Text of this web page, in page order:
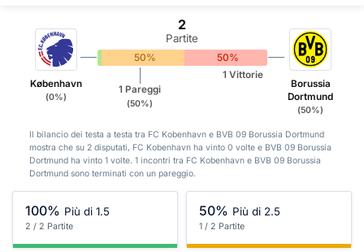
København
(0%)
2
Partite
50% 50%
1 Pareggi
(50%)
1 Vittorie
Borussia
Dortmund
(50%)
Il bilancio dei testa a testa tra FC Kobenhavn e BVB 09 Borussia Dortmund
mostra che su 2 disputati, FC Kobenhavn ha vinto 0 volte e BVB 09 Borussia
Dortmund ha vinto 1 volte. 1 incontri tra FC Kobenhavn e BVB 09 Borussia
Dortmund sono terminati con un pareggio.
100% Più di 1.5
2 / 2 Partite
50% Più di 2.5
1 / 2 Partite